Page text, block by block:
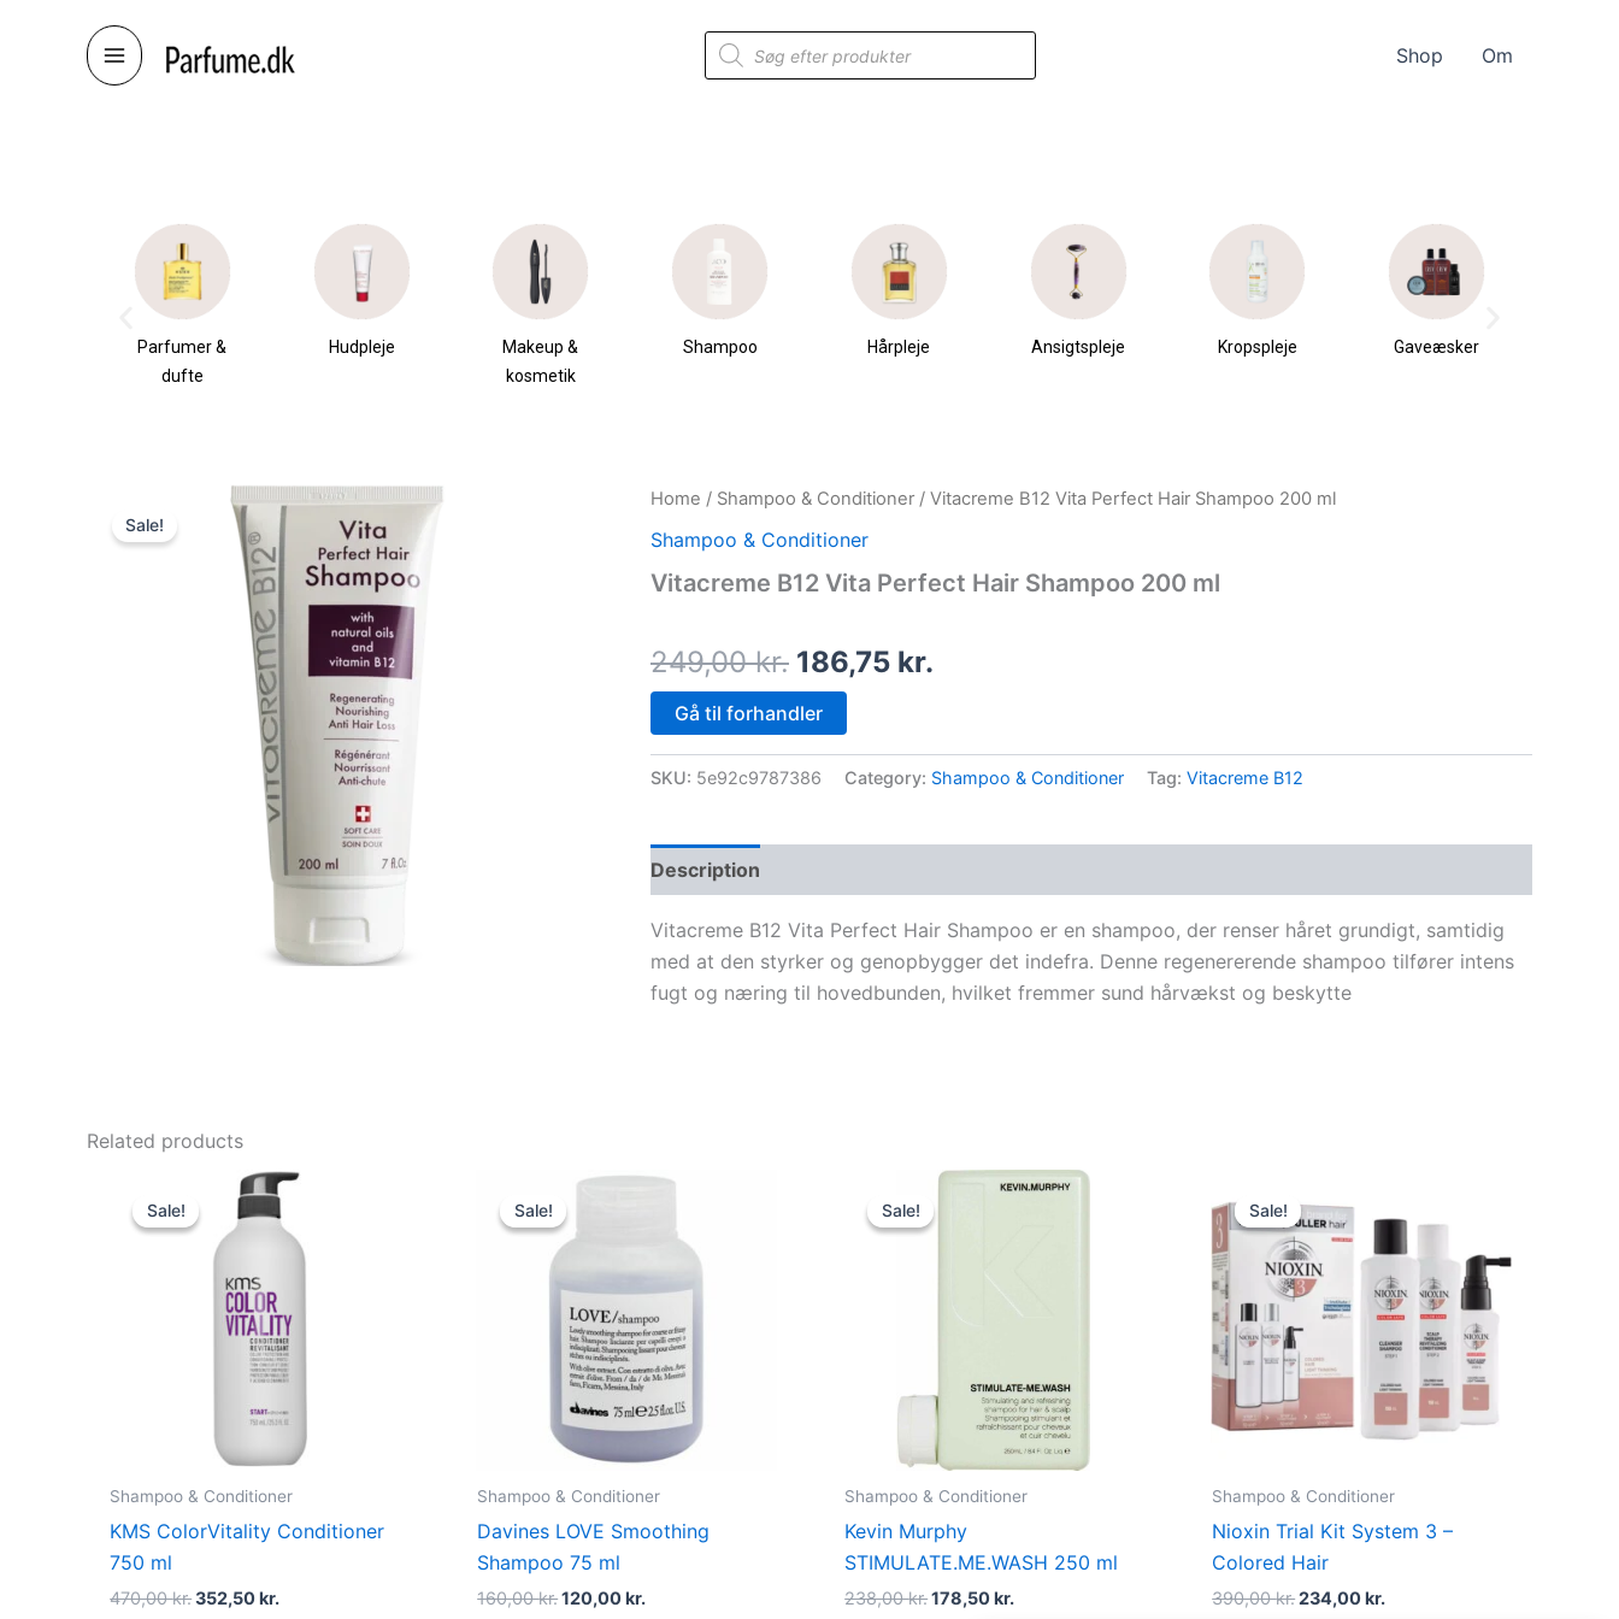
Products
search
Shop Om
Parfumer &
dufte
Hudpleje
Makeup &
kosmetik
Shampoo Hårpleje Ansigtspleje Kropspleje Gaveæsker
Sale!
Home / Shampoo & Conditioner / Vitacreme B12 Vita Perfect Hair Shampoo 200 ml
Shampoo & Conditioner
Vitacreme B12 Vita Perfect Hair Shampoo 200 ml
249,00kr.
Original
price
was:
249,00 kr..
186,75 kr.
Current
is:
Gå til forhandler
SKU: 5e92c9787386 Category: Shampoo & Conditioner Tag: Vitacreme B12
Description
Vitacreme B12 Vita Perfect Hair Shampoo er en shampoo, der renser håret grundigt, samtidig
med at den styrker og genopbygger det indefra. Denne regenererende shampoo tilfører intens
fugt og næring til hovedbunden, hvilket fremmer sund hårvækst og beskytte
Related products
Sale!
Sale!
Shampoo & Conditioner
KMS ColorVitality Conditioner
750 ml
470,00kr.
Original
price
was:
470,00 kr..
352,50kr.
Current
price
is:
352,50 kr..
Sale!
Sale!
Shampoo & Conditioner
Davines LOVE Smoothing
Shampoo 75 ml
160,00kr.
Original
was:
160,00 kr..
120,00kr.
Current
120,00 kr..
Sale!
Sale!
Shampoo & Conditioner
Kevin Murphy
STIMULATE.ME.WASH 250 ml
238,00kr.
Original
was:
178,50kr.
Current
Sale!
Sale!
Shampoo & Conditioner
Nioxin Trial Kit System 3 –
Colored Hair
390,00kr.
price
was:
390,00 kr..
234,00kr.
is: